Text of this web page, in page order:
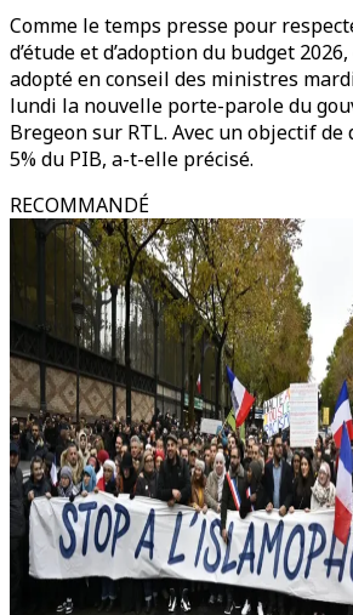
Comme le temps presse pour
d’étude et d’adoption du budget
adopté en conseil des ministres
lundi la nouvelle porte-parole du
Bregeon sur RTL. Avec un objectif
5% du PIB, a-t-elle précisé.
RECOMMANDÉ